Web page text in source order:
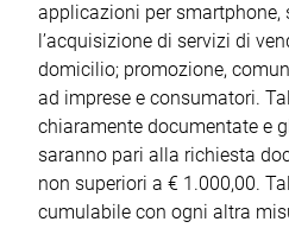
applicazioni per smartphone,
l’acquisizione di servizi di
domicilio; promozione,
ad imprese e consumatori.
chiaramente documentate e
saranno pari alla richiesta
non superiori a € 1.000,00.
cumulabile con ogni altra